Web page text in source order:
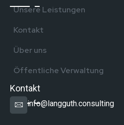
Unsere Leistungen
Kontakt
Über uns
Öffentliche Verwaltung
Kontakt
info@langguth.consulting